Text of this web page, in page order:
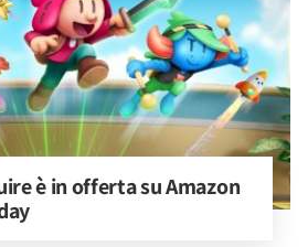
è in offerta su Amazon